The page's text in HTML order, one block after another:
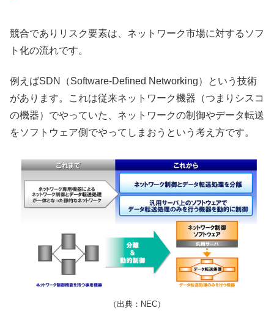
競合でありリスク要素は、ネットワーク市場に対するソフ
ト化の流れです。
例えばSDN（Software-Defined Networking）という技術
があります。これは従来ネットワーク機器（つまりシスコ
の機器）でやっていた、ネットワークの制御やデータ転送
をソフトウェア側でやってしまおうという考え方です。
（出典：NEC）